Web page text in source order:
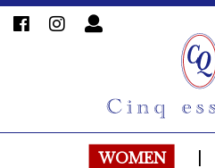
WOMEN